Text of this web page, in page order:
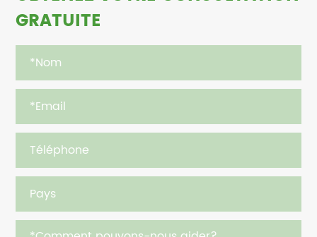
GRATUITE